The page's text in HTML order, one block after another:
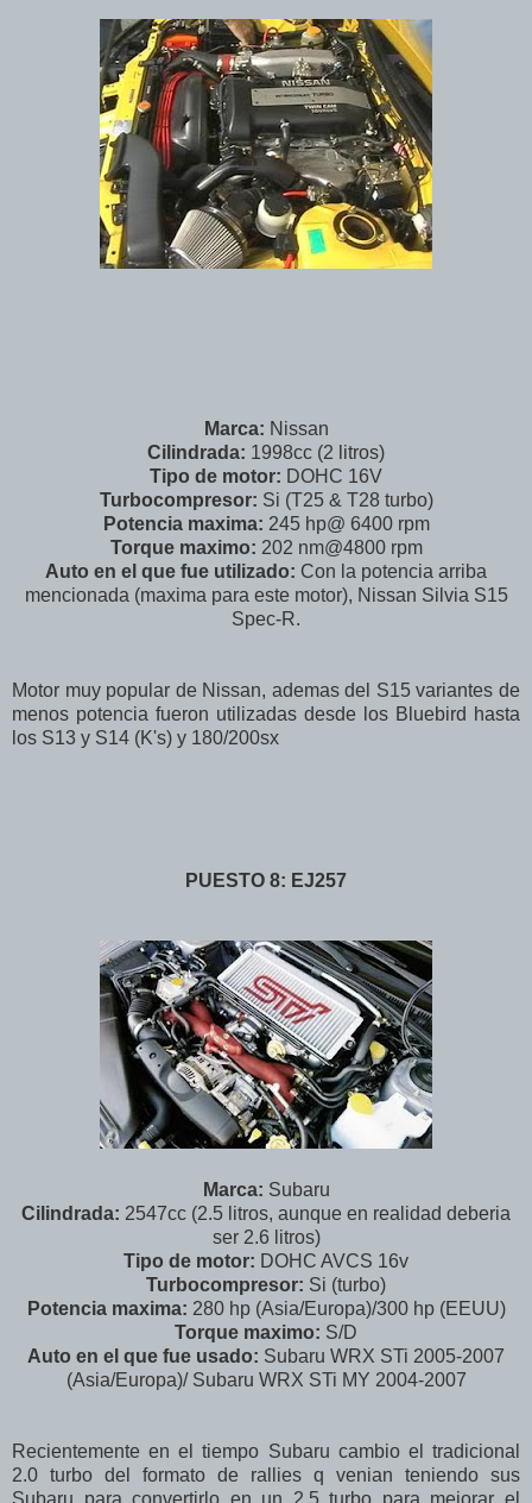
Marca: Nissan
Cilindrada: 1998cc (2 litros)
Tipo de motor: DOHC 16V
Turbocompresor: Si (T25 & T28 turbo)
Potencia maxima: 245 hp@ 6400 rpm
Torque maximo: 202 nm@4800 rpm
Auto en el que fue utilizado: Con la potencia arriba
mencionada (maxima para este motor), Nissan Silvia S15
Spec-R.
Motor muy popular de Nissan, ademas del S15 variantes de
menos potencia fueron utilizadas desde los Bluebird hasta
los S13 y S14 (K's) y 180/200sx
PUESTO 8: EJ257
Marca: Subaru
Cilindrada: 2547cc (2.5 litros, aunque en realidad deberia
ser 2.6 litros)
Tipo de motor: DOHC AVCS 16v
Turbocompresor: Si (turbo)
Potencia maxima: 280 hp (Asia/Europa)/300 hp (EEUU)
Torque maximo: S/D
Auto en el que fue usado: Subaru WRX STi 2005-2007
(Asia/Europa)/ Subaru WRX STi MY 2004-2007
Recientemente en el tiempo Subaru cambio el tradicional
2.0 turbo del formato de rallies q venian teniendo sus